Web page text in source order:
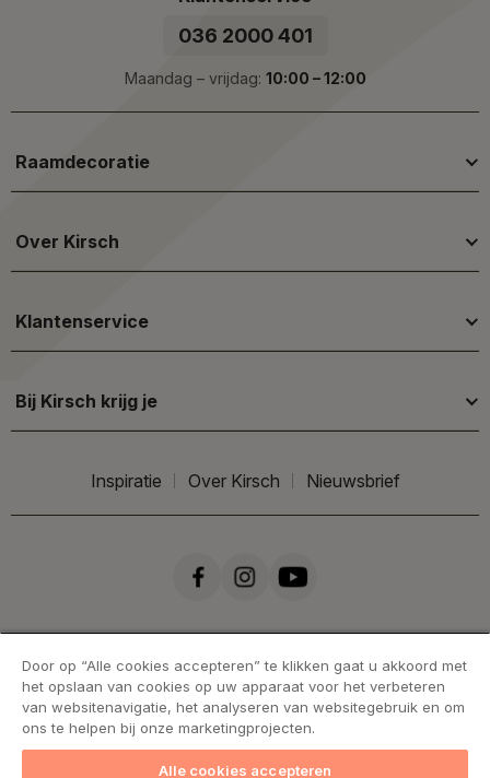
036 2000 401
Maandag – vrijdag: 10:00 – 12:00
Raamdecoratie
Over Kirsch
Klantenservice
Bij Kirsch krijg je
Inspiratie Over Kirsch Nieuwsbrief
Door op “Alle cookies accepteren” te klikken gaat u akkoord met
het opslaan van cookies op uw apparaat voor het verbeteren
van websitenavigatie, het analyseren van websitegebruik en om
ons te helpen bij onze marketingprojecten.
Alle cookies accepteren